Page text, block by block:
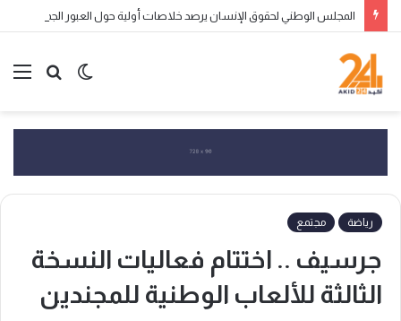
بحث
الوضع
رياضة مجتمع
جرسيف .. اختتام فعاليات النسخة
الثالثة للألعاب الوطنية للمجندين